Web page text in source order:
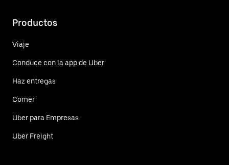
Productos
Viaje
Conduce con la app de Uber
Haz entregas
Comer
Uber para Empresas
Uber Freight